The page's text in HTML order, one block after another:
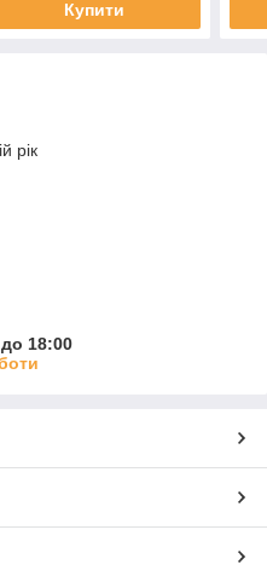
Купити
рік
18:00